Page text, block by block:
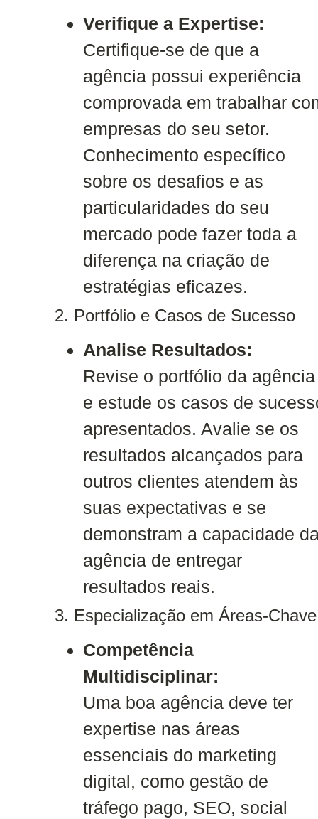
Verifique a Expertise:
Certifique-se de que a
agência possui experiência
comprovada em trabalhar
empresas do seu setor.
Conhecimento específico
sobre os desafios e as
particularidades do seu
mercado pode fazer toda a
diferença na criação de
estratégias eficazes.
2. Portfólio e Casos de Sucesso
Analise Resultados:
Revise o portfólio da agência
e estude os casos de
apresentados. Avalie se os
resultados alcançados para
outros clientes atendem às
suas expectativas e se
demonstram a capacidade
agência de entregar
resultados reais.
3. Especialização em Áreas-Chave
Competência
Multidisciplinar:
Uma boa agência deve ter
expertise nas áreas
essenciais do marketing
digital, como gestão de
tráfego pago, SEO, social